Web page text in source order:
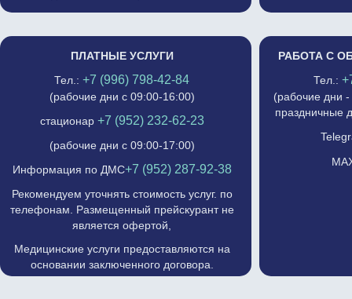
ПЛАТНЫЕ УСЛУГИ
Тел.: +7 (996) 798-42-84
(рабочие дни с 09:00-16:00)
стационар +7 (952) 232-62-23
(рабочие дни с 09:00-17:00)
Информация по ДМС+7 (952) 287-92-38
Рекомендуем уточнять стоимость услуг. по
телефонам. Размещенный прейскурант не
является офертой,
Медицинские услуги предоставляются на
основании заключенного договора.
РАБОТА С
Тел.:
(рабочие дни
праздничные